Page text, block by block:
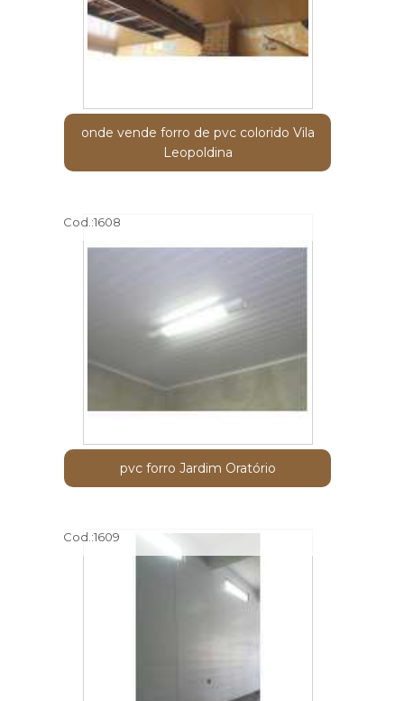
onde vende forro de pvc colorido Vila
Leopoldina
Cod.:1608
pvc forro Jardim Oratório
Cod.:1609